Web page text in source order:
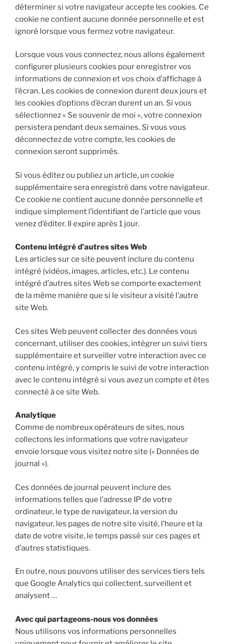
déterminer si votre navigateur accepte les cookies. Ce
cookie ne contient aucune donnée personnelle et est
ignoré lorsque vous fermez votre navigateur.
Lorsque vous vous connectez, nous allons également
configurer plusieurs cookies pour enregistrer vos
informations de connexion et vos choix d’affichage à
l’écran. Les cookies de connexion durent deux jours et
les cookies d’options d’écran durent un an. Si vous
sélectionnez « Se souvenir de moi », votre connexion
persistera pendant deux semaines. Si vous vous
déconnectez de votre compte, les cookies de
connexion seront supprimés.
Si vous éditez ou publiez un article, un cookie
supplémentaire sera enregistré dans votre navigateur.
Ce cookie ne contient aucune donnée personnelle et
indique simplement l’identifiant de l’article que vous
venez d’éditer. Il expire après 1 jour.
Contenu intégré d’autres sites Web
Les articles sur ce site peuvent inclure du contenu
intégré (vidéos, images, articles, etc.). Le contenu
intégré d’autres sites Web se comporte exactement
de la même manière que si le visiteur a visité l’autre
site Web.
Ces sites Web peuvent collecter des données vous
concernant, utiliser des cookies, intégrer un suivi tiers
supplémentaire et surveiller votre interaction avec ce
contenu intégré, y compris le suivi de votre interaction
avec le contenu intégré si vous avez un compte et êtes
connecté à ce site Web.
Analytique
Comme de nombreux opérateurs de sites, nous
collectons les informations que votre navigateur
envoie lorsque vous visitez notre site (« Données de
journal »).
Ces données de journal peuvent inclure des
informations telles que l’adresse IP de votre
ordinateur, le type de navigateur, la version du
navigateur, les pages de notre site visité, l’heure et la
date de votre visite, le temps passé sur ces pages et
d’autres statistiques.
En outre, nous pouvons utiliser des services tiers tels
que Google Analytics qui collectent, surveillent et
analysent …
Avec qui partageons-nous vos données
Nous utilisons vos informations personnelles